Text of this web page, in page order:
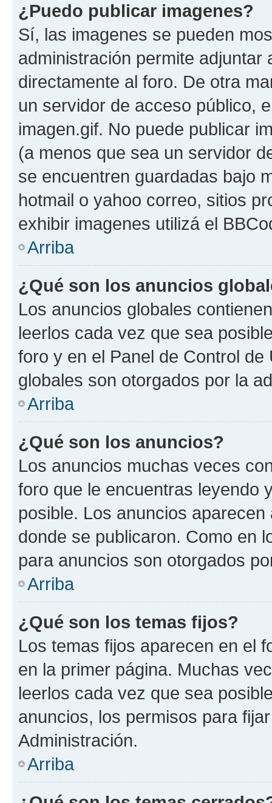
¿Puedo publicar imagenes?
Sí, las imagenes se pueden
administración permite
directamente al foro. De otra
un servidor de acceso público,
imagen.gif. No puede publicar
(a menos que sea un servidor
se encuentren guardadas bajo
hotmail o yahoo correo, sitios
exhibir imagenes utilizá el
Arriba
¿Qué son los anuncios
Los anuncios globales
leerlos cada vez que sea
foro y en el Panel de Control
globales son otorgados por la
Arriba
¿Qué son los anuncios?
Los anuncios muchas veces
foro que le encuentras leyendo
posible. Los anuncios
donde se publicaron. Como en
para anuncios son otorgados
Arriba
¿Qué son los temas fijos?
Los temas fijos aparecen en el
en la primer página. Muchas
leerlos cada vez que sea
anuncios, los permisos para
Administración.
Arriba